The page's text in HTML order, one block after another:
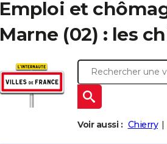
Emploi et
Marne (02) : les
Voir aussi : Chierry